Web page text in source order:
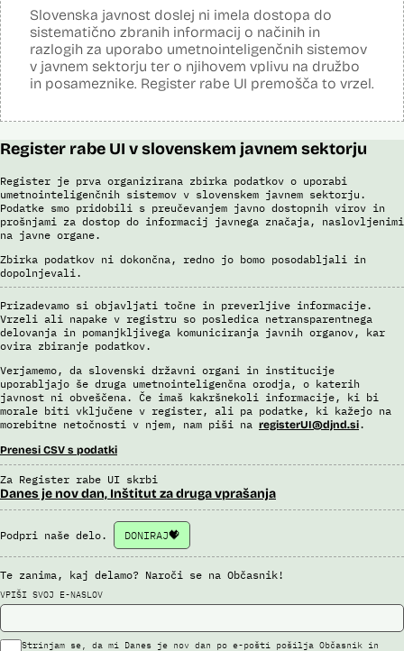
S sistemom AFIS (Automated Fingerprint Identification System /
Sistem za avtomatizirano identifikacijo prstnih odtisov), ki temelji na
uporabi algoritmov za izdelavo in iskanje biometričnih razpoznavnih
znakov, je omogočena primerjava in iskanje prstnih odtisov.
Brošura 60 let informacijsko telekomunikacijskega sistema policije
Odgovor na zahtevo za dostop do informacij javnega značaja
Slovenska javnost doslej ni imela dostopa do
sistematično zbranih informacij o načinih in
razlogih za uporabo umetnointeligenčnih sistemov
v javnem sektorju ter o njihovem vplivu na družbo
in posameznike. Register rabe UI premošča to vrzel.
Register rabe UI v slovenskem javnem sektorju
Register je prva organizirana zbirka podatkov o uporabi
umetnointeligenčnih sistemov v slovenskem javnem sektorju.
Podatke smo pridobili s preučevanjem javno dostopnih virov in
prošnjami za dostop do informacij javnega značaja, naslovljenimi
na javne organe.
Zbirka podatkov ni dokončna, redno jo bomo posodabljali in
dopolnjevali.
Prizadevamo si objavljati točne in preverljive informacije.
Vrzeli ali napake v registru so posledica netransparentnega
delovanja in pomanjkljivega komuniciranja javnih organov, kar
ovira zbiranje podatkov.
Verjamemo, da slovenski državni organi in institucije
uporabljajo še druga umetnointeligenčna orodja, o katerih
javnost ni obveščena. Če imaš kakršnekoli informacije, ki bi
morale biti vključene v register, ali pa podatke, ki kažejo na
morebitne netočnosti v njem, nam piši na registerUI@djnd.si.
Prenesi CSV s podatki
Za Register rabe UI skrbi
Danes je nov dan, Inštitut za druga vprašanja
Podpri naše delo. DONIRAJ
Te zanima, kaj delamo? Naroči se na Občasnik!
VPIŠI SVOJ E-NASLOV
Strinjam se, da mi Danes je nov dan po e-pošti pošilja Občasnik in